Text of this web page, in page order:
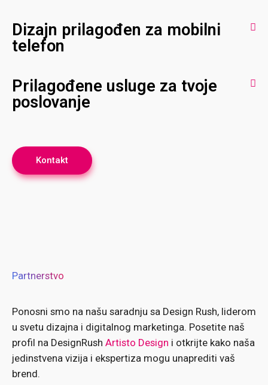
Dizajn prilagođen za mobilni
telefon
Prilagođene usluge za tvoje
poslovanje
Kontakt
Partnerstvo
Ponosni smo na našu saradnju sa Design Rush, liderom
u svetu dizajna i digitalnog marketinga. Posetite naš
profil na DesignRush Artisto Design i otkrijte kako naša
jedinstvena vizija i ekspertiza mogu unaprediti vaš
brend.